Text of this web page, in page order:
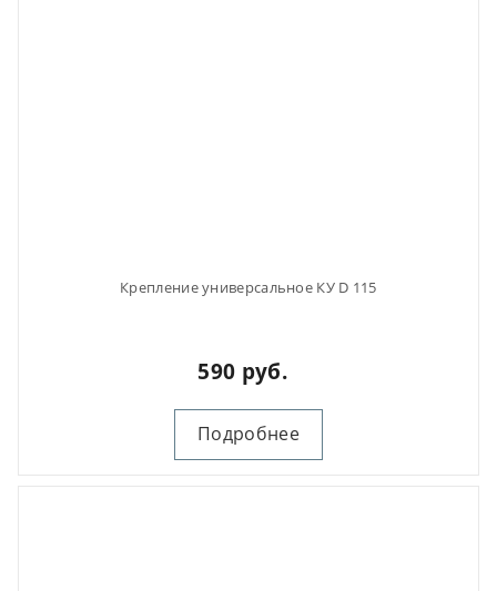
Крепление универсальное КУ D 115
590 руб.
Подробнее